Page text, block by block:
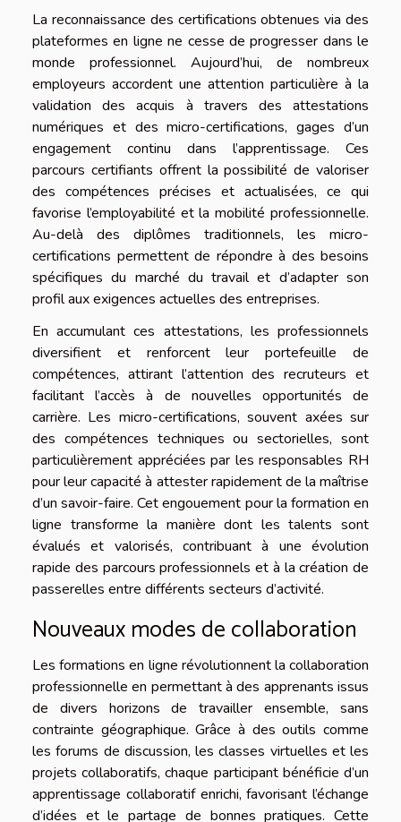
La reconnaissance des certifications obtenues via des
plateformes en ligne ne cesse de progresser dans le
monde professionnel. Aujourd’hui, de nombreux
employeurs accordent une attention particulière à la
validation des acquis à travers des attestations
numériques et des micro-certifications, gages d’un
engagement continu dans l’apprentissage. Ces
parcours certifiants offrent la possibilité de valoriser
des compétences précises et actualisées, ce qui
favorise l’employabilité et la mobilité professionnelle.
Au-delà des diplômes traditionnels, les micro-
certifications permettent de répondre à des besoins
spécifiques du marché du travail et d’adapter son
profil aux exigences actuelles des entreprises.
En accumulant ces attestations, les professionnels
diversifient et renforcent leur portefeuille de
compétences, attirant l’attention des recruteurs et
facilitant l’accès à de nouvelles opportunités de
carrière. Les micro-certifications, souvent axées sur
des compétences techniques ou sectorielles, sont
particulièrement appréciées par les responsables RH
pour leur capacité à attester rapidement de la maîtrise
d’un savoir-faire. Cet engouement pour la formation en
ligne transforme la manière dont les talents sont
évalués et valorisés, contribuant à une évolution
rapide des parcours professionnels et à la création de
passerelles entre différents secteurs d’activité.
Nouveaux modes de collaboration
Les formations en ligne révolutionnent la collaboration
professionnelle en permettant à des apprenants issus
de divers horizons de travailler ensemble, sans
contrainte géographique. Grâce à des outils comme
les forums de discussion, les classes virtuelles et les
projets collaboratifs, chaque participant bénéficie d’un
apprentissage collaboratif enrichi, favorisant l’échange
d’idées et le partage de bonnes pratiques. Cette